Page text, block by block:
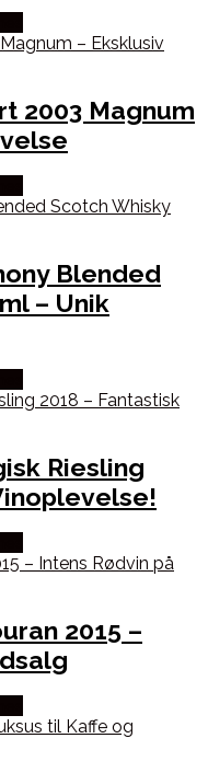
2003 Magnum
Blended
– Unik
Riesling
2015 –